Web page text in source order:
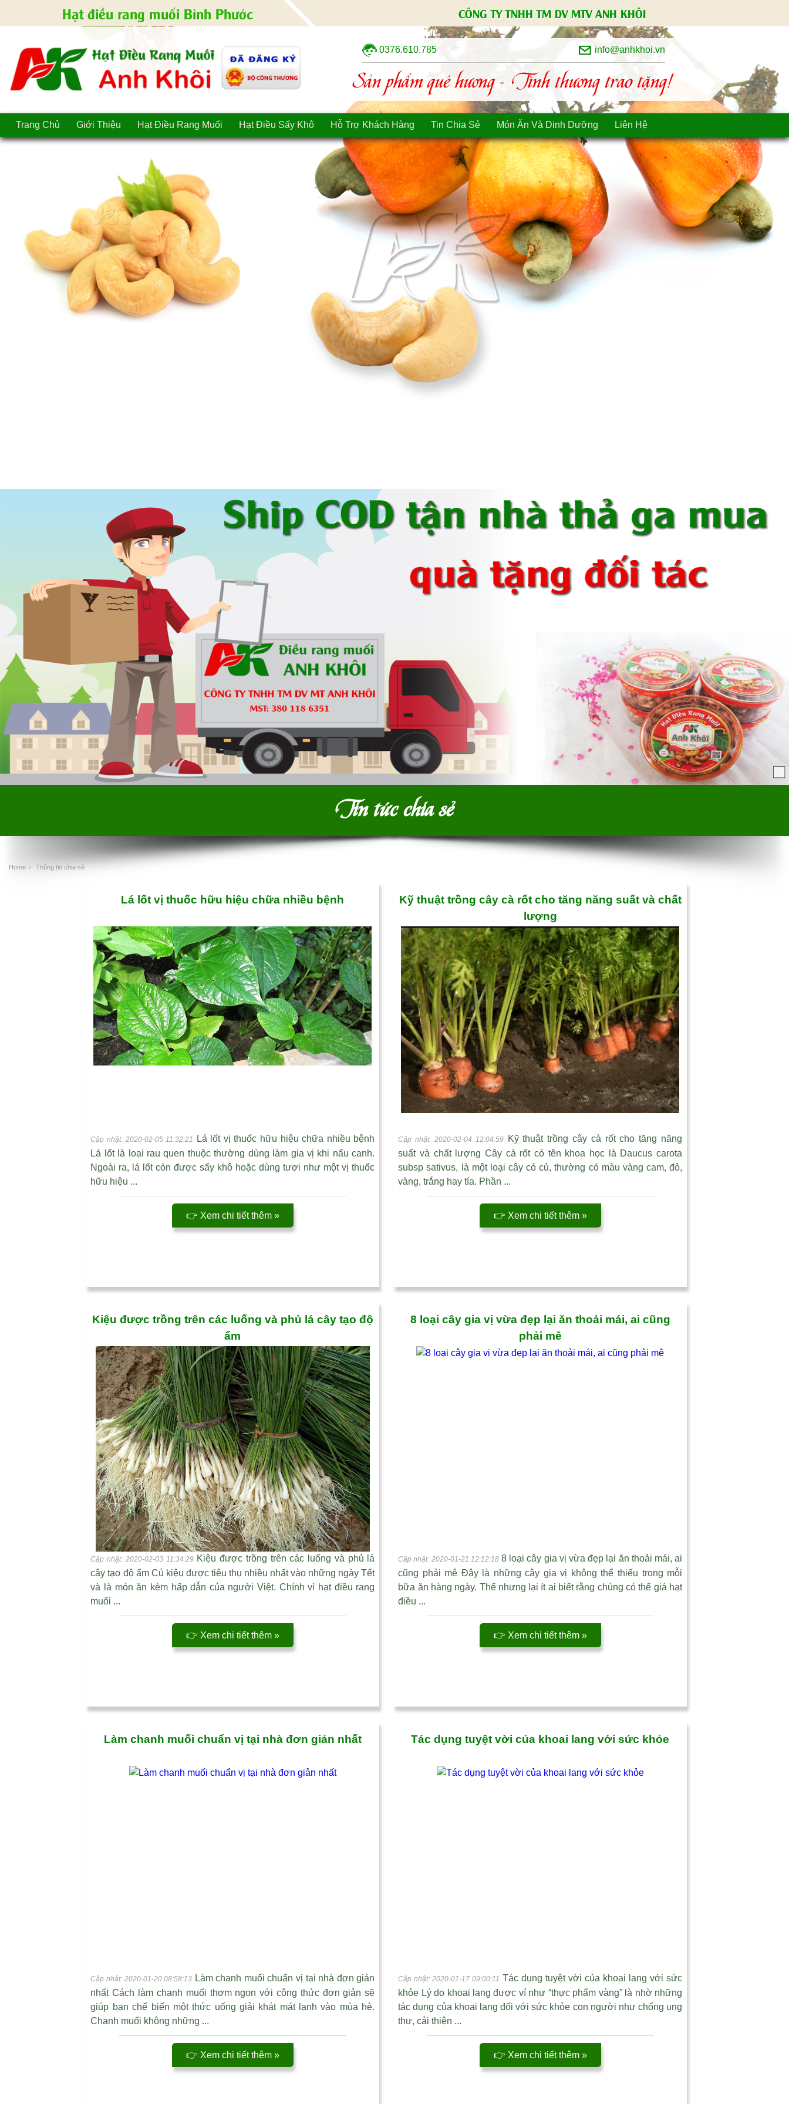
Hạt điều rang muối Bình Phước CÔNG TY TNHH TM DV MTV ANH KHÔI
0376.610.785 info@anhkhoi.vn
Sản phẩm quê hương - Tình thương trao tặng!
Trang Chủ Giới Thiệu Hạt Điều Rang Muối Hạt Điều Sấy Khô Hỗ Trợ Khách Hàng Tin Chia Sẻ Món Ăn Và Dinh Dưỡng Liên Hệ
Tin tức chia sẻ
Home › Thông tin chia sẻ
Lá lốt vị thuốc hữu hiệu chữa nhiều bệnh
Cập nhật: 2020-02-05 11:32:21
Lá lốt vị thuốc hữu hiệu chữa nhiều bệnh
Lá lốt là loại rau quen thuộc thường dùng làm gia vị khi nấu canh.
Ngoài ra, lá lốt còn được sấy khô hoặc dùng tươi như một vị thuốc
hữu hiệu ...
👉 Xem chi tiết thêm »
Kỹ thuật trồng cây cà rốt cho tăng năng suất và chất
lượng
Cập nhật: 2020-02-04 12:04:59
Kỹ thuật trồng cây cà rốt cho tăng năng
suất và chất lượng Cây cà rốt có tên khoa học là Daucus carota
subsp sativus, là một loại cây có củ, thường có màu vàng cam, đỏ,
vàng, trắng hay tía. Phần ...
👉 Xem chi tiết thêm »
Kiệu được trồng trên các luống và phủ lá cây tạo độ
ẩm
Cập nhật: 2020-02-03 11:34:29 Kiệu được trồng trên các luống và phủ lá
cây tạo độ ẩm Củ kiệu được tiêu thụ nhiều nhất vào những ngày Tết
và là món ăn kèm hấp dẫn của người Việt. Chính vì hạt điều rang
muối ...
👉 Xem chi tiết thêm »
8 loại cây gia vị vừa đẹp lại ăn thoải mái, ai cũng
phải mê
Cập nhật: 2020-01-21 12:12:18 8 loại cây gia vị vừa đẹp lại ăn thoải mái, ai
cũng phải mê Đây là những cây gia vị không thể thiếu trong mỗi
bữa ăn hàng ngày. Thế nhưng lại ít ai biết rằng chúng có thể giá hạt
điều ...
👉 Xem chi tiết thêm »
Làm chanh muối chuẩn vị tại nhà đơn giản nhất
Cập nhật: 2020-01-20 08:58:13 Làm chanh muối chuẩn vị tại nhà đơn giản
nhất Cách làm chanh muối thơm ngon với công thức đơn giản sẽ
giúp bạn chế biến một thức uống giải khát mát lạnh vào mùa hè.
Chanh muối không những ...
👉 Xem chi tiết thêm »
Tác dụng tuyệt vời của khoai lang với sức khỏe
Cập nhật: 2020-01-17 09:00:11 Tác dụng tuyệt vời của khoai lang với sức
khỏe Lý do khoai lang được ví như “thực phẩm vàng” là nhờ những
tác dụng của khoai lang đối với sức khỏe con người như chống ung
thư, cải thiện ...
👉 Xem chi tiết thêm »